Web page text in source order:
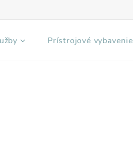
Prístrojové vybavenie